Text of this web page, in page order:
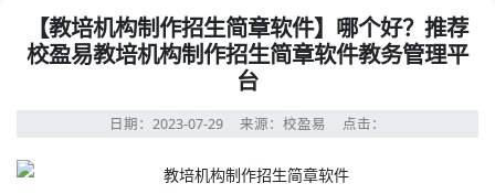
【教培机构制作招生简章软件】哪个好？推荐
校盈易教培机构制作招生简章软件教务管理平
台
日期：2023-07-29 来源：校盈易 点击：